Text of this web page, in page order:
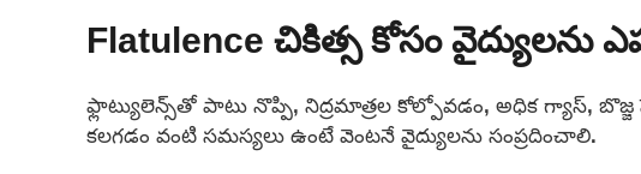
Flatulence చికిత్స కోసం వైద్యులను
ఫ్లాట్యులెన్స్‌తో పాటు నొప్పి, నిద్రమాత్రల కోల్పోవడం, అధిక గ్యాస్,
కలగడం వంటి సమస్యలు ఉంటే వెంటనే వైద్యులను సంప్రదించాలి.